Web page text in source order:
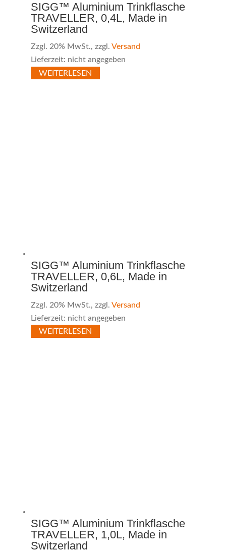
SIGG™ Aluminium Trinkflasche
TRAVELLER, 0,4L, Made in
Switzerland
Zzgl. 20% MwSt., zzgl. Versand
Lieferzeit: nicht angegeben
WEITERLESEN
SIGG™ Aluminium Trinkflasche
TRAVELLER, 0,6L, Made in
Switzerland
Zzgl. 20% MwSt., zzgl. Versand
Lieferzeit: nicht angegeben
WEITERLESEN
SIGG™ Aluminium Trinkflasche
TRAVELLER, 1,0L, Made in
Switzerland